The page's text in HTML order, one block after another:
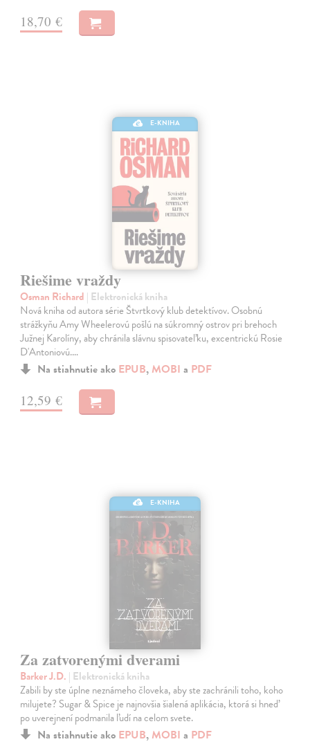
18,70 €
E-KNIHA
Riešime vraždy
Osman Richard | Elektronická kniha
Nová kniha od autora série Štvrtkový klub detektívov. Osobnú
strážkyňu Amy Wheelerovú pošlú na súkromný ostrov pri brehoch
Južnej Karolíny, aby chránila slávnu spisovateľku, excentrickú Rosie
D'Antoniovú.…
Na stiahnutie ako EPUB, MOBI a PDF
12,59 €
E-KNIHA
Za zatvorenými dverami
Barker J.D. | Elektronická kniha
Zabili by ste úplne neznámeho človeka, aby ste zachránili toho, koho
milujete? Sugar & Spice je najnovšia šialená aplikácia, ktorá si hneď
po uverejnení podmanila ľudí na celom svete.
Na stiahnutie ako EPUB, MOBI a PDF